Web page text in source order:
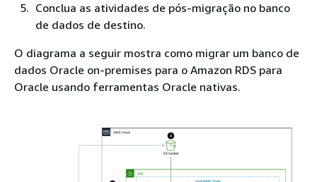
Conclua as atividades de pós-migração no banco
de dados de destino.
O diagrama a seguir mostra como migrar um banco de
dados Oracle on-premises para o Amazon RDS para
Oracle usando ferramentas Oracle nativas.